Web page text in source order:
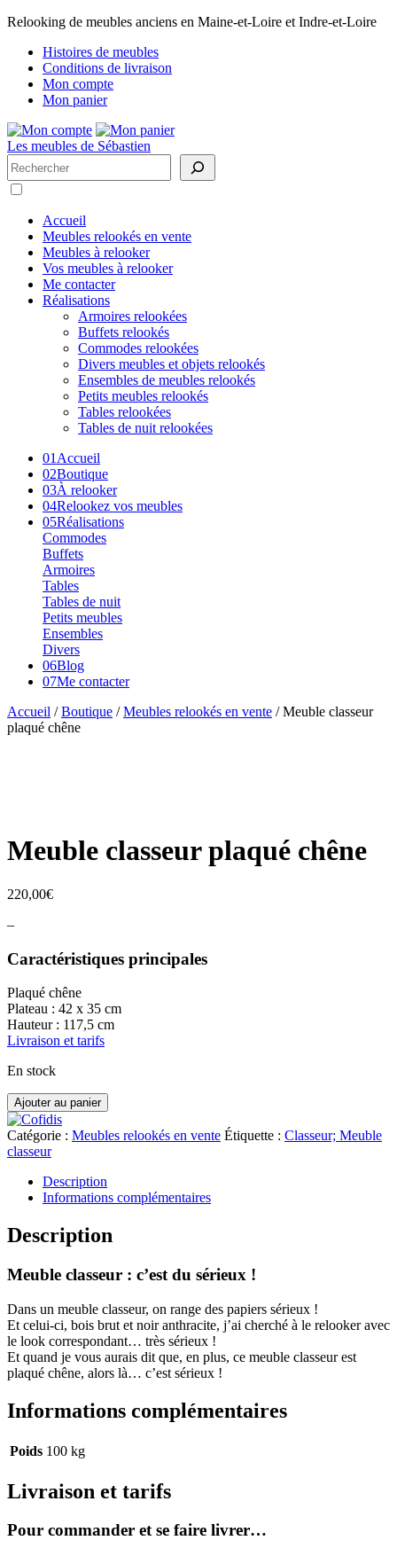
Relooking de meubles anciens en Maine-et-Loire et Indre-et-Loire
Histoires de meubles
Conditions de livraison
Mon compte
Mon panier
Les meubles de Sébastien
Rechercher
Accueil
Meubles relookés en vente
Meubles à relooker
Vos meubles à relooker
Me contacter
Réalisations
Armoires relookées
Buffets relookés
Commodes relookées
Divers meubles et objets relookés
Ensembles de meubles relookés
Petits meubles relookés
Tables relookées
Tables de nuit relookées
01 Accueil
02Boutique
03À relooker
04Relookez vos meubles
05Réalisations
Commodes
Buffets
Armoires
Tables
Tables de nuit
Petits meubles
Ensembles
Divers
06Blog
07Me contacter
Accueil /Boutique /Meubles relookés en vente / Meuble classeur
plaqué chêne
Meuble classeur plaqué chêne
220,00€
–
Caractéristiques principales
Plaqué chêne
Plateau : 42 x 35 cm
Hauteur : 117,5 cm
Livraison et tarifs
En stock
quantité
de
Meuble
classeur
chêne
Ajouter au panier
Catégorie : Meubles relookés en vente Étiquette : Classeur; Meuble
classeur
Description
Informations complémentaires
Description
Meuble classeur : c’est du sérieux !
Dans un meuble classeur, on range des papiers sérieux !
Et celui-ci, bois brut et noir anthracite, j’ai cherché à le relooker avec
le look correspondant… très sérieux !
Et quand je vous aurais dit que, en plus, ce meuble classeur est
plaqué chêne, alors là… c’est sérieux !
Informations complémentaires
Poids 100 kg
Livraison et tarifs
Pour commander et se faire livrer…